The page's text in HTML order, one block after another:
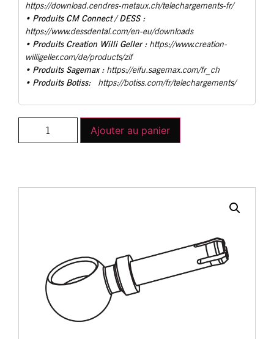
https://download.cendres-metaux.ch/telechargements-fr/
• Produits CM Connect / DESS :
https://www.dessdental.com/en-eu/downloads
• Produits Creation Willi Geller : https://www.creation-
willigeller.com/de/products/zif
• Produits Sagemax : https://eifu.sagemax.com/fr_ch
• Produits Botiss: https://botiss.com/fr/telechargements/
Ajouter au panier